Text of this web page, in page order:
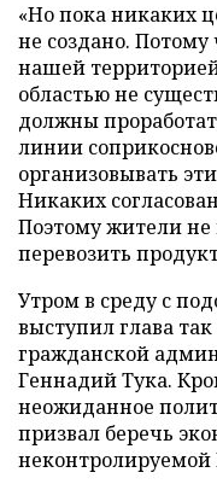
«Но пока никаких
не создано.
нашей
областью не
должны
линии
организовывать
Никаких
Поэтому жители не
перевозить
Утром в среду с
выступил глава
гражданской
Геннадий Тука.
неожиданное
призвал беречь
неконтролируемой